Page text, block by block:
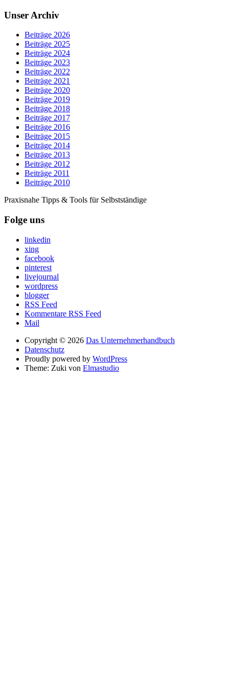
Unser Archiv
Beiträge 2026
Beiträge 2025
Beiträge 2024
Beiträge 2023
Beiträge 2022
Beiträge 2021
Beiträge 2020
Beiträge 2019
Beiträge 2018
Beiträge 2017
Beiträge 2016
Beiträge 2015
Beiträge 2014
Beiträge 2013
Beiträge 2012
Beiträge 2011
Beiträge 2010
Praxisnahe Tipps & Tools für Selbstständige
Folge uns
linkedin
xing
facebook
pinterest
livejournal
wordpress
blogger
RSS Feed
Kommentare RSS Feed
Mail
Copyright © 2026 Das Unternehmerhandbuch
Datenschutz
Proudly powered by WordPress
Theme: Zuki von Elmastudio